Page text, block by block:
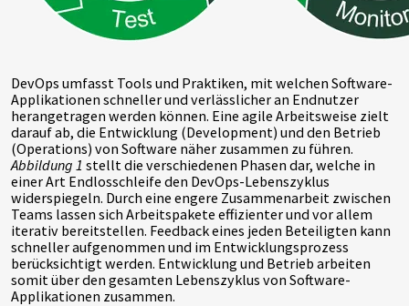
DevOps umfasst Tools und Praktiken, mit welchen Software-
Applikationen schneller und verlässlicher an Endnutzer
herangetragen werden können. Eine agile Arbeitsweise zielt
darauf ab, die Entwicklung (Development) und den Betrieb
(Operations) von Software näher zusammen zu führen.
Abbildung 1 stellt die verschiedenen Phasen dar, welche in
einer Art Endlosschleife den DevOps-Lebenszyklus
widerspiegeln. Durch eine engere Zusammenarbeit zwischen
Teams lassen sich Arbeitspakete effizienter und vor allem
iterativ bereitstellen. Feedback eines jeden Beteiligten kann
schneller aufgenommen und im Entwicklungsprozess
berücksichtigt werden. Entwicklung und Betrieb arbeiten
somit über den gesamten Lebenszyklus von Software-
Applikationen zusammen.